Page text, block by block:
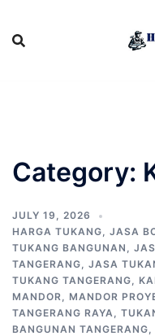
content
Category:
JULY 19, 2026
HARGA TUKANG, JASA
TUKANG BANGUNAN ,
TANGERANG, JASA
TUKANG TANGERANG,
MANDOR, MANDOR
TANGERANG RAYA,
BANGUNAN TANGERANG,